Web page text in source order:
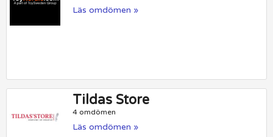
Läs omdömen »
Tildas Store
4 omdömen
Läs omdömen »